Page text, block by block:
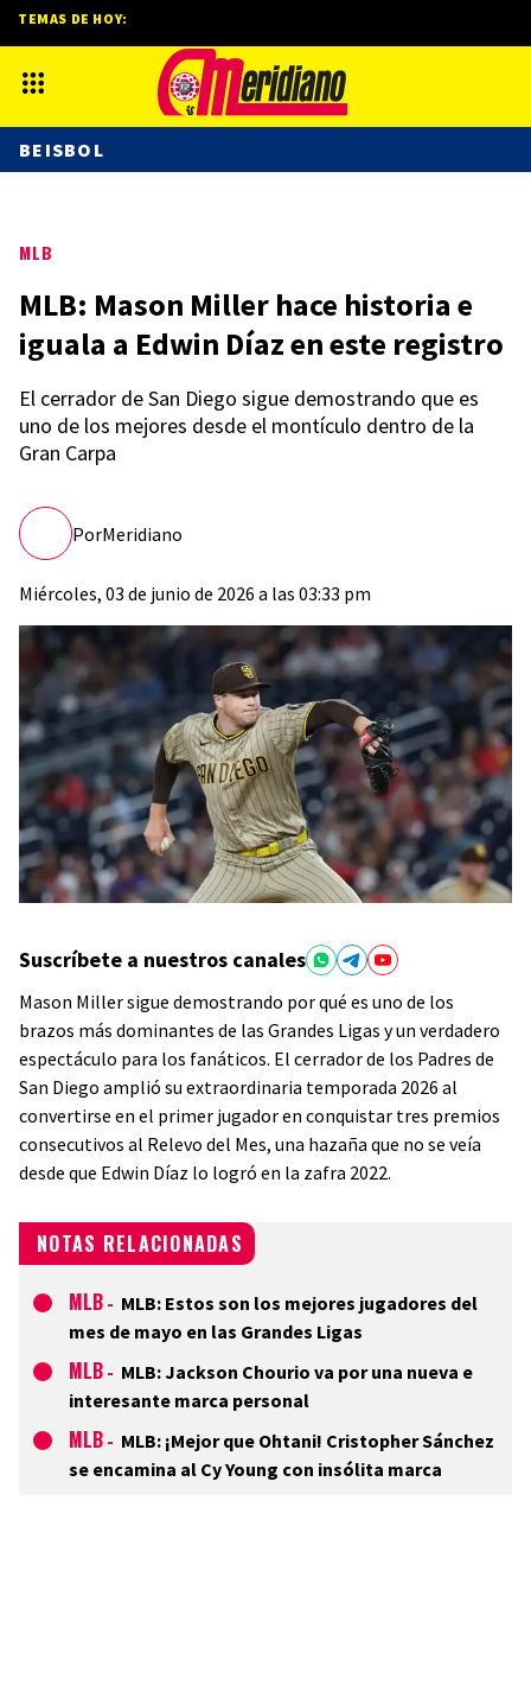
MLB
MLB: Mason Miller hace historia e
iguala a Edwin Díaz en este registro
El cerrador de San Diego sigue demostrando que es
uno de los mejores desde el montículo dentro de la
Gran Carpa
PorMeridiano
Miércoles, 03 de junio de 2026 a las 03:33 pm
Suscríbete a nuestros canales
Mason Miller sigue demostrando por qué es uno de los
brazos más dominantes de las Grandes Ligas y un verdadero
espectáculo para los fanáticos. El cerrador de los Padres de
San Diego amplió su extraordinaria temporada 2026 al
convertirse en el primer jugador en conquistar tres premios
consecutivos al Relevo del Mes, una hazaña que no se veía
desde que Edwin Díaz lo logró en la zafra 2022.
NOTAS RELACIONADAS
MLB - MLB: Estos son los mejores jugadores del
mes de mayo en las Grandes Ligas
MLB - MLB: Jackson Chourio va por una nueva e
interesante marca personal
MLB - MLB: ¡Mejor que Ohtani! Cristopher Sánchez
se encamina al Cy Young con insólita marca
TEMAS DE HOY:
BEISBOL